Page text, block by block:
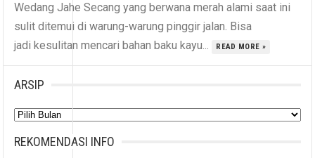
Wedang Jahe Secang yang berwana merah alami saat ini
sulit ditemui di warung-warung pinggir jalan. Bisa
jadi kesulitan mencari bahan baku kayu...
READ MORE »
ARSIP
Arsip
REKOMENDASI INFO